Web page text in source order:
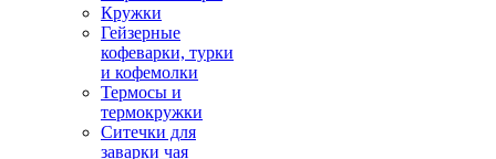
Кружки
Гейзерные
кофеварки, турки
и кофемолки
Термосы и
термокружки
Ситечки для
заварки чая